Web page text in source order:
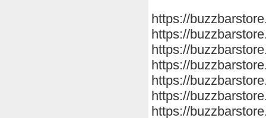
https://
https://
https://
https://
https://
https://
https://